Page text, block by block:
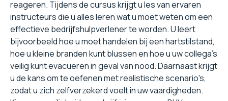
reageren. Tijdens de cursus krijgt u les van ervaren
instructeurs die u alles leren wat u moet weten om een
effectieve bedrijfshulpverlener te worden. U leert
bijvoorbeeld hoe u moet handelen bij een hartstilstand,
hoe u kleine branden kunt blussen en hoe u uw collega's
veilig kunt evacueren in geval van nood. Daarnaast krijgt
u de kans om te oefenen met realistische scenario's,
zodat u zich zelfverzekerd voelt in uw vaardigheden.